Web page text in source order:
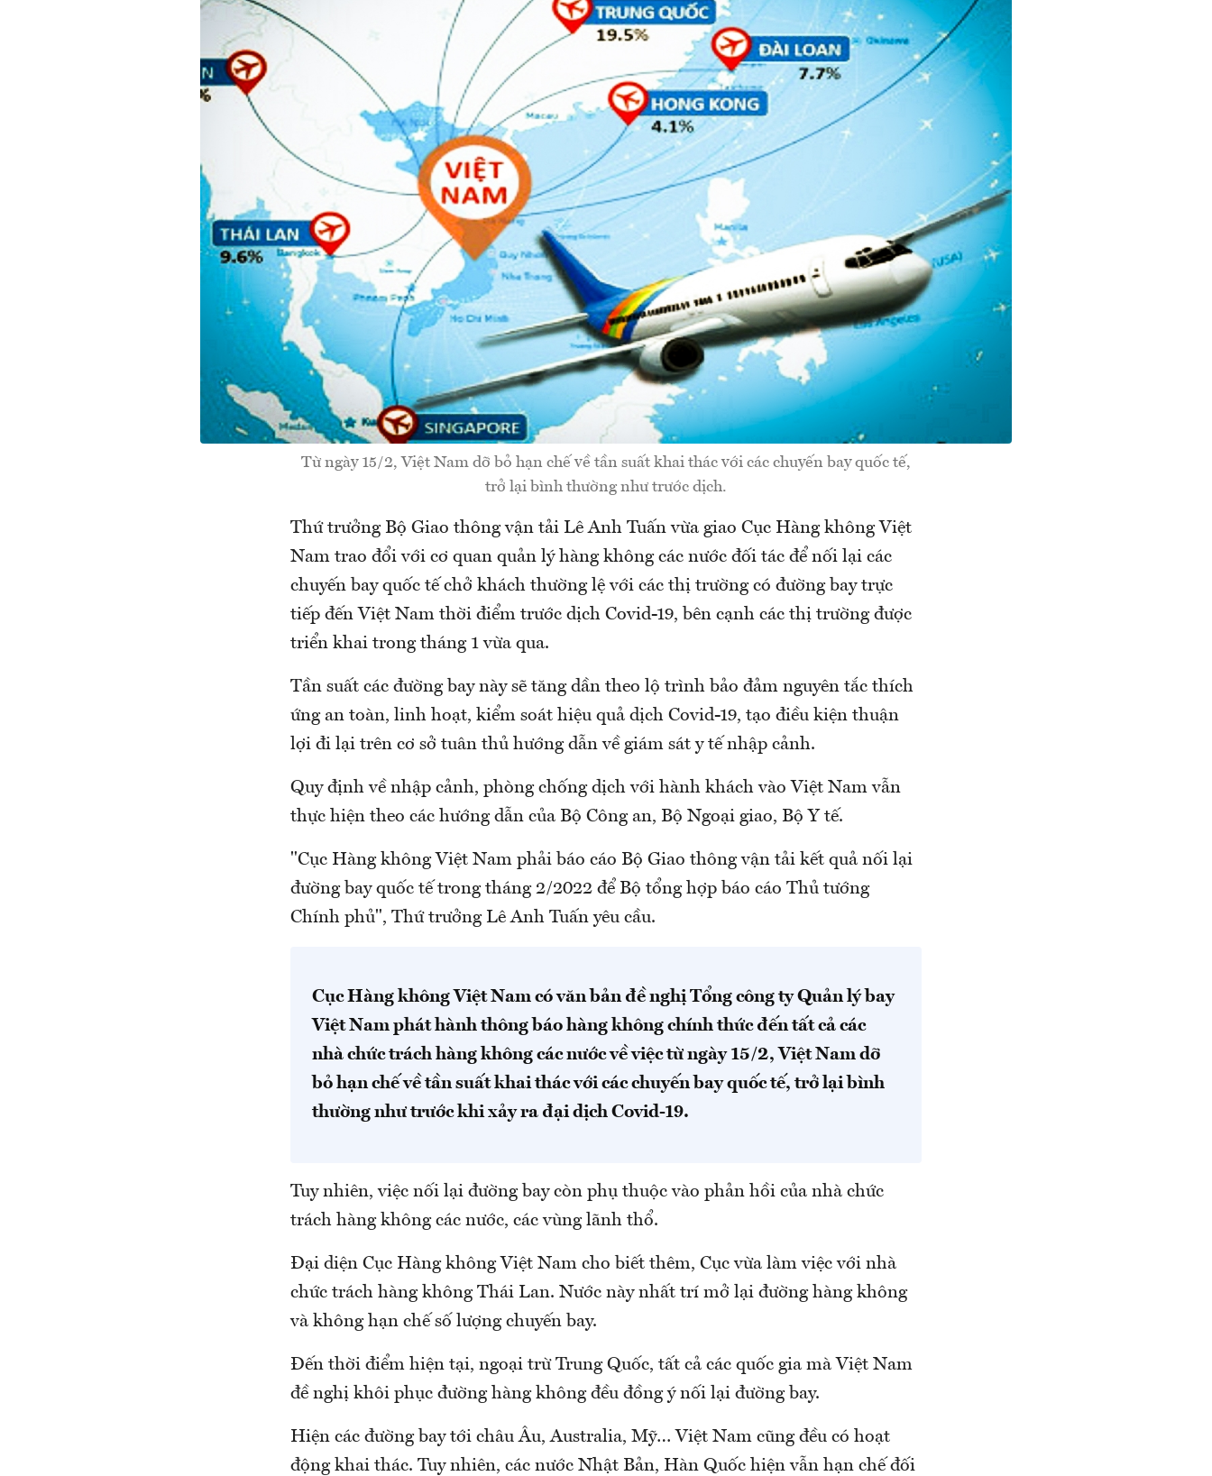
Từ ngày 15/2, Việt Nam dỡ bỏ hạn chế về tần suất khai thác với các chuyến bay quốc tế,
trở lại bình thường như trước dịch.
Thứ trưởng Bộ Giao thông vận tải Lê Anh Tuấn vừa giao Cục Hàng không Việt
Nam trao đổi với cơ quan quản lý hàng không các nước đối tác để nối lại các
chuyến bay quốc tế chở khách thường lệ với các thị trường có đường bay trực
tiếp đến Việt Nam thời điểm trước dịch Covid-19, bên cạnh các thị trường được
triển khai trong tháng 1 vừa qua.
Tần suất các đường bay này sẽ tăng dần theo lộ trình bảo đảm nguyên tắc thích
ứng an toàn, linh hoạt, kiểm soát hiệu quả dịch Covid-19, tạo điều kiện thuận
lợi đi lại trên cơ sở tuân thủ hướng dẫn về giám sát y tế nhập cảnh.
Quy định về nhập cảnh, phòng chống dịch với hành khách vào Việt Nam vẫn
thực hiện theo các hướng dẫn của Bộ Công an, Bộ Ngoại giao, Bộ Y tế.
"Cục Hàng không Việt Nam phải báo cáo Bộ Giao thông vận tải kết quả nối lại
đường bay quốc tế trong tháng 2/2022 để Bộ tổng hợp báo cáo Thủ tướng
Chính phủ", Thứ trưởng Lê Anh Tuấn yêu cầu.
Cục Hàng không Việt Nam có văn bản đề nghị Tổng công ty Quản lý bay
Việt Nam phát hành thông báo hàng không chính thức đến tất cả các
nhà chức trách hàng không các nước về việc từ ngày 15/2, Việt Nam dỡ
bỏ hạn chế về tần suất khai thác với các chuyến bay quốc tế, trở lại bình
thường như trước khi xảy ra đại dịch Covid-19.
Tuy nhiên, việc nối lại đường bay còn phụ thuộc vào phản hồi của nhà chức
trách hàng không các nước, các vùng lãnh thổ.
Đại diện Cục Hàng không Việt Nam cho biết thêm, Cục vừa làm việc với nhà
chức trách hàng không Thái Lan. Nước này nhất trí mở lại đường hàng không
và không hạn chế số lượng chuyến bay.
Đến thời điểm hiện tại, ngoại trừ Trung Quốc, tất cả các quốc gia mà Việt Nam
đề nghị khôi phục đường hàng không đều đồng ý nối lại đường bay.
Hiện các đường bay tới châu Âu, Australia, Mỹ… Việt Nam cũng đều có hoạt
động khai thác. Tuy nhiên, các nước Nhật Bản, Hàn Quốc hiện vẫn hạn chế đối